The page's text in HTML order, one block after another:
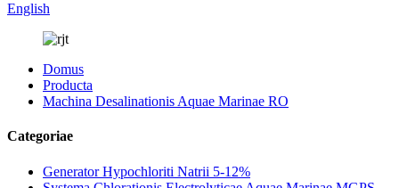
English
Domus
Producta
Machina Desalinationis Aquae Marinae RO
Categoriae
Generator Hypochloriti Natrii 5-12%